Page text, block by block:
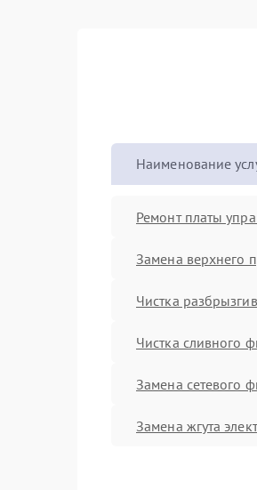
Наименование
Ремонт платы
Замена верхнего
Чистка
Чистка сливного
Замена сетевого
Замена жгута